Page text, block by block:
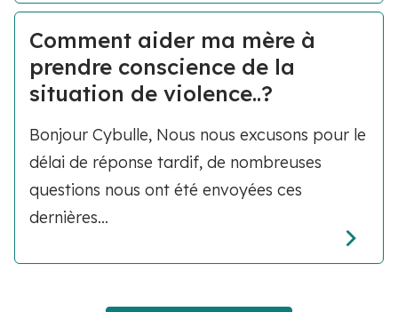
Comment aider ma mère à
prendre conscience de la
situation de violence..?
Bonjour Cybulle, Nous nous excusons pour le
délai de réponse tardif, de nombreuses
questions nous ont été envoyées ces
dernières...